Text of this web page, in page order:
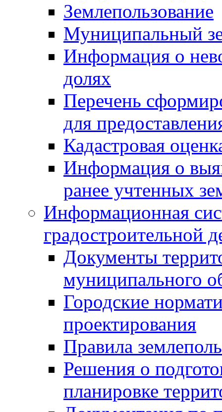
Землепользование
Муниципальный
Информация о
долях
Перечень
для
Кадастровая
Информация о
ранее учтенных
Информационная
градостроительной
Документы
муниципального
Городские
проектирования
Правила
Решения о
планировке